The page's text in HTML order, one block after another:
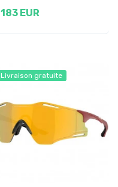
183 EUR
Livraison gratuite